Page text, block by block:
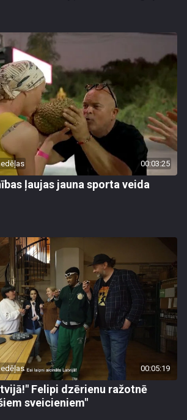
00:03:25
ļaujas jauna sporta veida
00:05:19
Felipi dzērienu ražotnē
sveicieniem"